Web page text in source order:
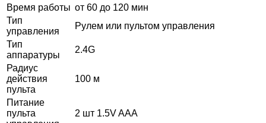
Время работы от 60 до 120 мин
Тип
управления
Рулем или пультом управления
Тип
аппаратуры
2.4G
Радиус
действия
пульта
100 м
Питание
пульта
2 шт 1.5V AAA